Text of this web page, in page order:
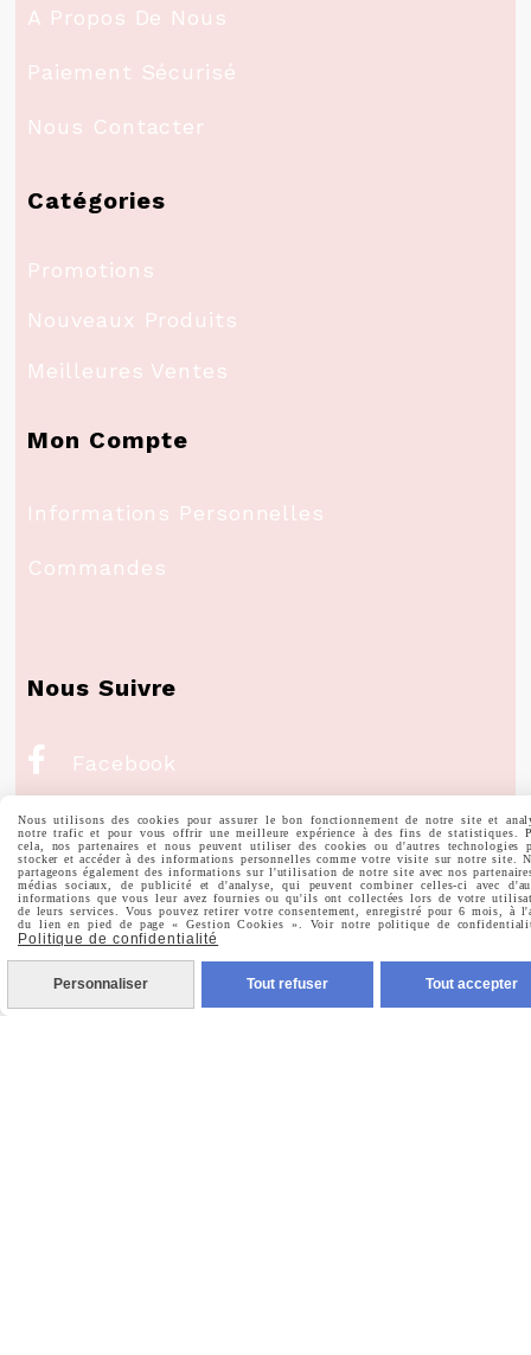
A Propos De Nous
Paiement Sécurisé
Nous Contacter
Catégories
Promotions
Nouveaux Produits
Meilleures Ventes
Mon Compte
Informations Personnelles
Commandes
Nous Suivre
 Facebook
Instagram
Pinterest
 Youtube
Votre Email
Nous utilisons des cookies pour assurer le bon fonctionnement de notre site et
notre trafic et pour vous offrir une meilleure expérience à des fins de statistiques.
cela, nos partenaires et nous peuvent utiliser des cookies ou d'autres technologies
stocker et accéder à des informations personnelles comme votre visite sur notre site.
partageons également des informations sur l'utilisation de notre site avec nos
médias sociaux, de publicité et d'analyse, qui peuvent combiner celles-ci avec
informations que vous leur avez fournies ou qu'ils ont collectées lors de votre
de leurs services. Vous pouvez retirer votre consentement, enregistré pour 6 mois, à
du lien en pied de page « Gestion Cookies ». Voir notre politique de
Politique de confidentialité
Personnaliser Tout refuser Tout accepter